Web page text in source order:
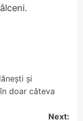
și
doar câteva
Next: